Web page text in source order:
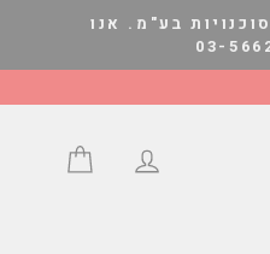
בע"מ. אנו
התחבר/י